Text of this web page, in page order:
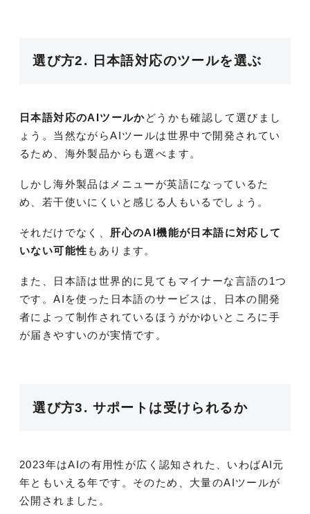
選び方2. 日本語対応のツールを選ぶ
日本語対応のAIツールかどうかも確認して選びまし
ょう。当然ながらAIツールは世界中で開発されてい
るため、海外製品からも選べます。
しかし海外製品はメニューが英語になっているた
め、若干使いにくいと感じる人もいるでしょう。
それだけでなく、 肝心のAI機能が日本語に対応して
いない可能性 もあります。
また、日本語は世界的に見てもマイナーな言語の1つ
です。AIを使った日本語のサービスは、日本の開発
者によって制作されているほうがかゆいところに手
が届きやすいのが実情です。
選び方3. サポートは受けられるか
2023年はAIの有用性が広く認知された、いわばAI元
年ともいえる年です。そのため、大量のAIツールが
公開されました。